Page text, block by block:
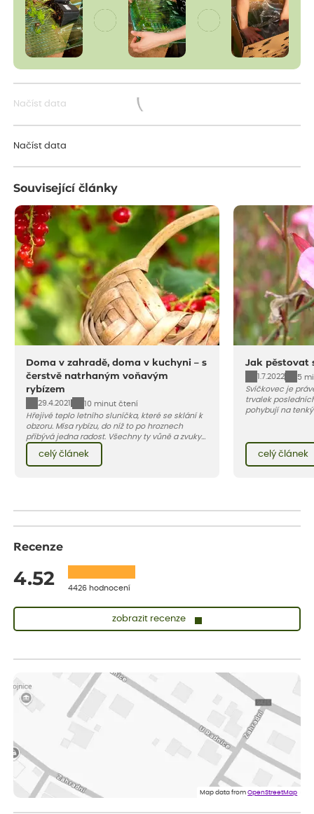
Načíst data
Načíst data
Související články
Doma v zahradě, doma v kuchyni – s
čerstvě natrhaným voňavým
rybízem
29.4.2021
10 minut čtení
Hřejivé teplo letního sluníčka, které se sklání k
obzoru. Mísa rybízu, do níž to po hroznech
přibývá jedna radost. Všechny ty vůně a zvuky
červencové zahrady. Sklizeň rybízu do kuchyně
vnese neuvěřitelný klid a radost. A taky trochu
bezstarostnosti dětství při mlsání babiččina
celý článek
Jak pěstovat
1.7.2022
5
Svíčkovec je
trvalek
pohybují na
do podzimu.
růžových až
celý článek
Recenze
4.52 4426 hodnocení
zobrazit recenze
Vše přišlo velice rychle krásně zabalené. Rostlinky po přesazení
velice dobře prospívají
Jarda
Dobrý den, byli jsme spokojeni
Eshop, objednání bylo v pořádku, žádný problém. Jen jsem byla
smutná z dodávky jedné kytky, která nebyla v nejlepší kondici a i
Map data fromOpenStreetMap